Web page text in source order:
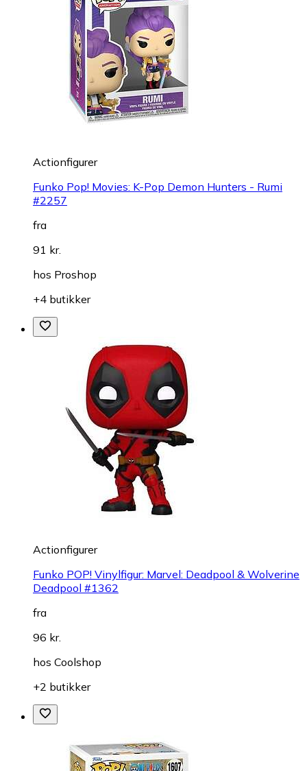
Actionfigurer
Funko Pop! Movies: K-Pop Demon Hunters - Rumi
#2257
fra
91 kr.
hos Proshop
+4 butikker
Actionfigurer
Funko POP! Vinylfigur: Marvel: Deadpool & Wolverine
Deadpool #1362
fra
96 kr.
hos Coolshop
+2 butikker